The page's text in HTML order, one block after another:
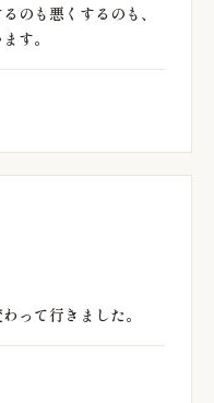
のも悪くするのも、
す。
って行きました。